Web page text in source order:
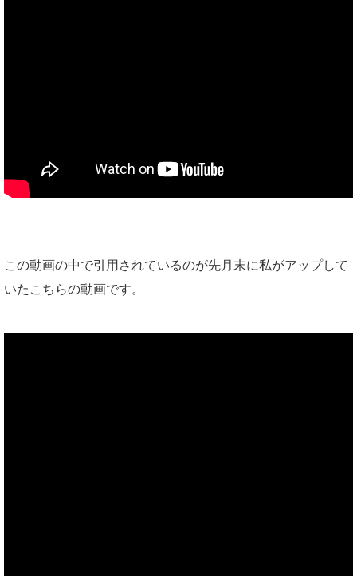
この動画の中で引用されているのが先月末に私がアップして
いたこちらの動画です。